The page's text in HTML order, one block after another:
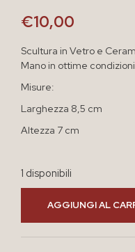
€10,00
Scultura in Vetro e
Mano in ottime
Misure:
Larghezza 8,5 cm
Altezza 7 cm
1 disponibili
AGGIUNGI AL